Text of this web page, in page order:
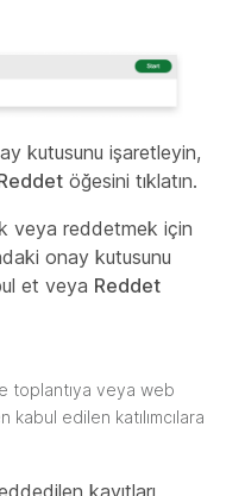
kutusunu işaretleyin,
öğesini tıklatın.
veya reddetmek için
onay kutusunu
et veya Reddet
toplantıya veya web
kabul edilen katılımcılara
kayıtları